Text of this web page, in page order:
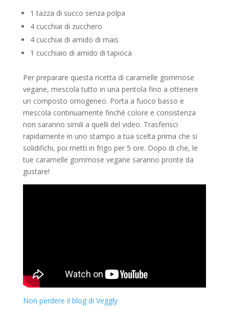
1 tazza di succo senza polpa
4 cucchiai di zucchero
4 cucchiai di amido di mais
1 cucchiaio di amido di tapioca
Per preparare questa ricetta di caramelle gommose
vegane, mescola tutto in una pentola fino a ottenere
un composto omogeneo. Porta a fuoco basso e
mescola continuamente finché colore e consistenza
non saranno simili a quelli del video. Trasferisci
rapidamente in uno stampo a tua scelta prima che si
solidifichi, poi metti in frigo per 5 ore. Dopo di che, le
tue caramelle gommose vegane saranno pronte da
gustare!
Non perdere il blog di Veggly